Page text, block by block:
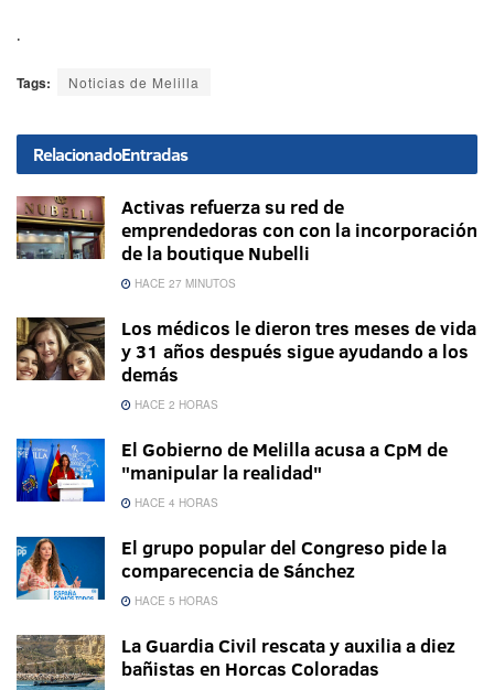
.
Tags: Noticias de Melilla
RelacionadoEntradas
Activas refuerza su red de
emprendedoras con con la incorporación
de la boutique Nubelli
HACE 27 MINUTOS
Los médicos le dieron tres meses de vida
y 31 años después sigue ayudando a los
demás
HACE 2 HORAS
El Gobierno de Melilla acusa a CpM de
"manipular la realidad"
HACE 4 HORAS
El grupo popular del Congreso pide la
comparecencia de Sánchez
HACE 5 HORAS
La Guardia Civil rescata y auxilia a diez
bañistas en Horcas Coloradas